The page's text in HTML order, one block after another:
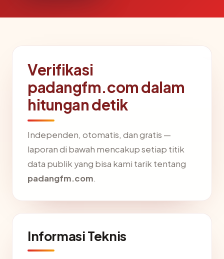
Verifikasi
padangfm.com dalam
hitungan detik
Independen, otomatis, dan gratis —
laporan di bawah mencakup setiap titik
data publik yang bisa kami tarik tentang
padangfm.com.
Informasi Teknis